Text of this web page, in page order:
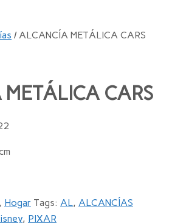
/ ALCANCÍA METÁLICA CARS
CARS
, Hogar Tags: AL, ALCANCÍAS
, PIXAR